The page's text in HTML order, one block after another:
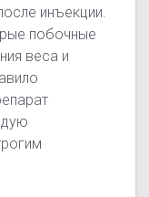
инъекции.
побочные
веса и